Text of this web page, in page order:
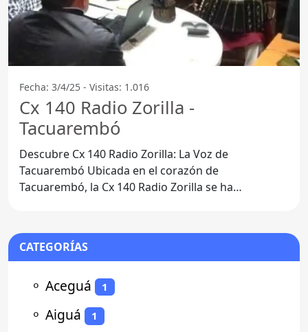
Fecha: 3/4/25 - Visitas: 1.016
Cx 140 Radio Zorilla -
Tacuarembó
Descubre Cx 140 Radio Zorilla: La Voz de
Tacuarembó Ubicada en el corazón de
Tacuarembó, la Cx 140 Radio Zorilla se ha
CATEGORÍAS
⚬ Aceguá 1
⚬ Aiguá 1